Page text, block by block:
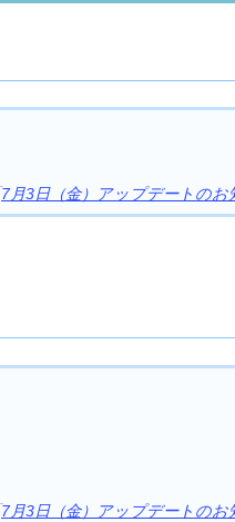
7月3日（金）アップデートのお
7月3日（金）アップデートのお